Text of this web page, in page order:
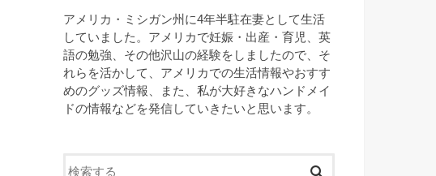
アメリカ・ミシガン州に4年半駐在妻として生活
していました。アメリカで妊娠・出産・育児、英
語の勉強、その他沢山の経験をしましたので、そ
れらを活かして、アメリカでの生活情報やおすす
めのグッズ情報、また、私が大好きなハンドメイ
ドの情報などを発信していきたいと思います。